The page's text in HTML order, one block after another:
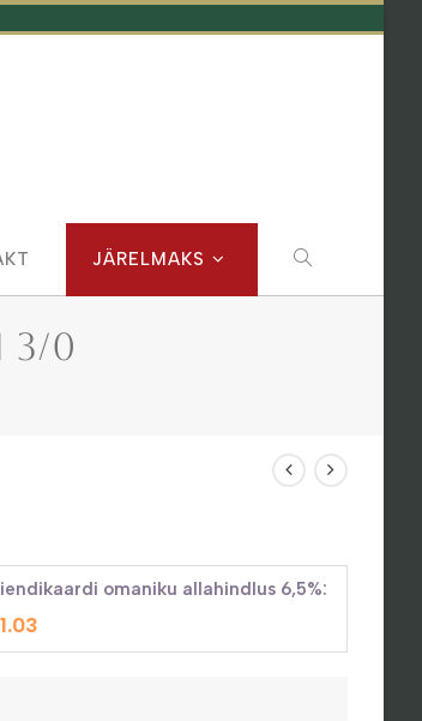
JÄRELMAKS TOGGLE
3/0
omaniku allahindlus 6,5%:
1.03